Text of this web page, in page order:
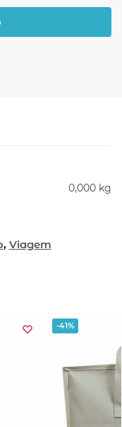
0,000 kg
, Viagem
-41%